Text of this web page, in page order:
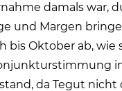
damals war,
und Margen
Oktober ab, wie
da Tegut